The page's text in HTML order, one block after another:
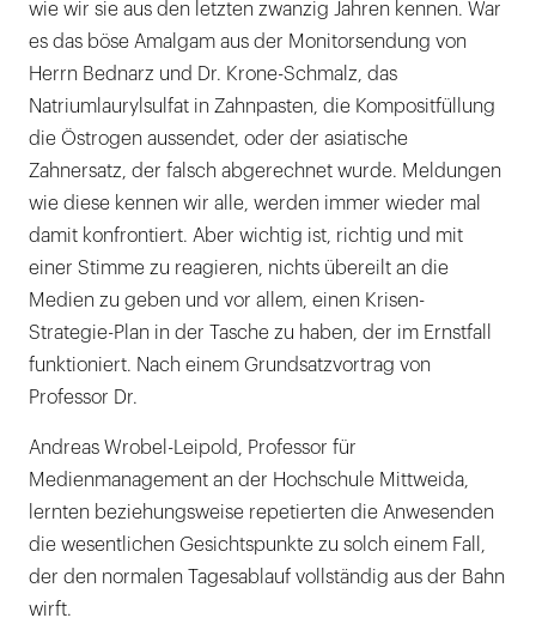
wie wir sie aus den letzten zwanzig Jahren kennen. War
es das böse Amalgam aus der Monitorsendung von
Herrn Bednarz und Dr. Krone-Schmalz, das
Natriumlaurylsulfat in Zahnpasten, die Kompositfüllung
die Östrogen aussendet, oder der asiatische
Zahnersatz, der falsch abgerechnet wurde. Meldungen
wie diese kennen wir alle, werden immer wieder mal
damit konfrontiert. Aber wichtig ist, richtig und mit
einer Stimme zu reagieren, nichts übereilt an die
Medien zu geben und vor allem, einen Krisen-
Strategie-Plan in der Tasche zu haben, der im Ernstfall
funktioniert. Nach einem Grundsatzvortrag von
Professor Dr.
Andreas Wrobel-Leipold, Professor für
Medienmanagement an der Hochschule Mittweida,
lernten beziehungsweise repetierten die Anwesenden
die wesentlichen Gesichtspunkte zu solch einem Fall,
der den normalen Tagesablauf vollständig aus der Bahn
wirft.